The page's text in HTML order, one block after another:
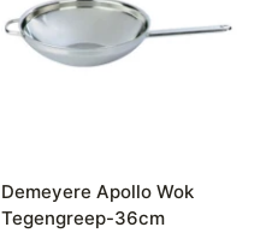
Demeyere Apollo Wok
Tegengreep-36cm